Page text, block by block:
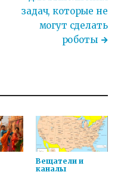
задач, которые не
могут сделать
роботы
Вещатели и
каналы